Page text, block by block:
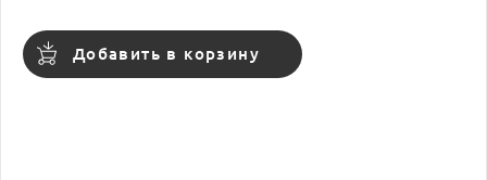
Добавить в корзину